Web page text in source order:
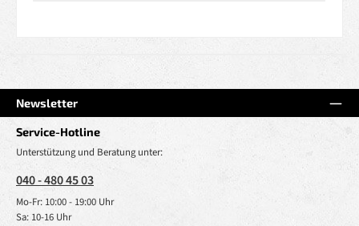
Newsletter
Service-Hotline
Unterstützung und Beratung unter:
040 - 480 45 03
Mo-Fr: 10:00 - 19:00 Uhr
Sa: 10-16 Uhr